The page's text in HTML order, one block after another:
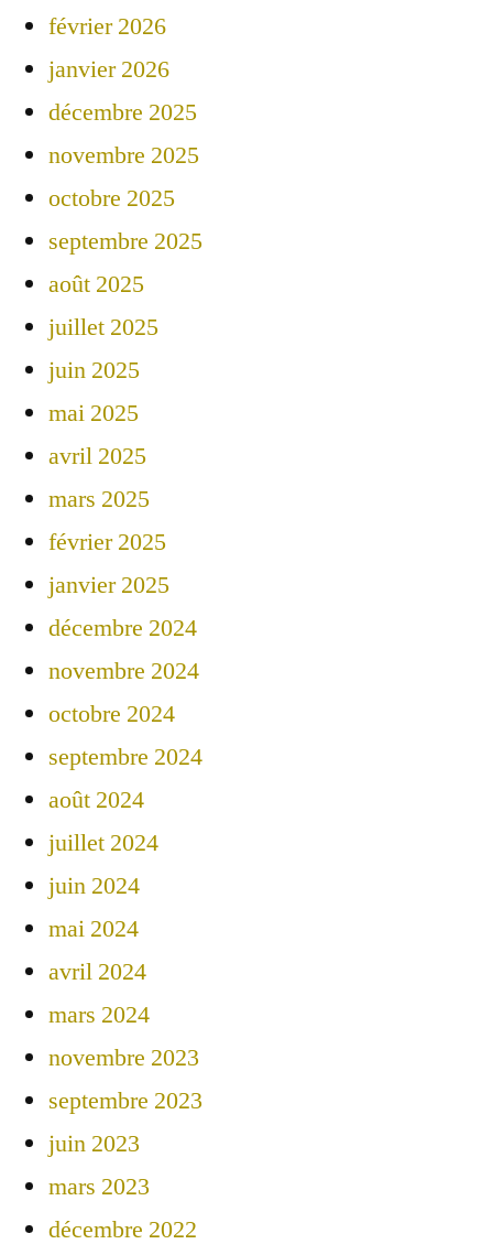
février 2026
janvier 2026
décembre 2025
novembre 2025
octobre 2025
septembre 2025
août 2025
juillet 2025
juin 2025
mai 2025
avril 2025
mars 2025
février 2025
janvier 2025
décembre 2024
novembre 2024
octobre 2024
septembre 2024
août 2024
juillet 2024
juin 2024
mai 2024
avril 2024
mars 2024
novembre 2023
septembre 2023
juin 2023
mars 2023
décembre 2022